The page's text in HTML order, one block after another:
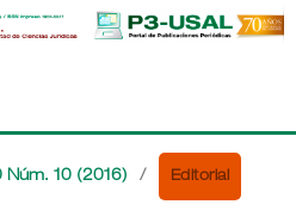
Núm. 10 (2016) / Editorial